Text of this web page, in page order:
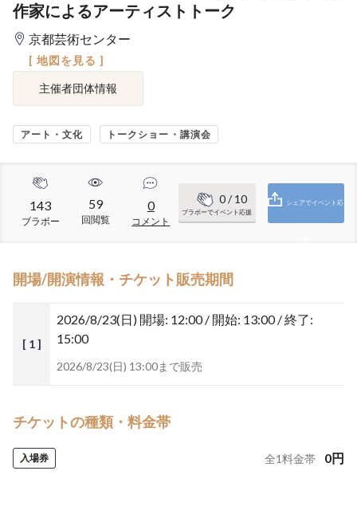
作家によるアーティストトーク
京都芸術センター
[ 地図を見る ]
主催者団体情報
アート・文化 トークショー・講演会
143
ブラボー
59
回閲覧
0
コメント
0/ 10
ブラボーでイベント応援
シェアでイベント応
開場/開演情報・チケット販売期間
[ 1 ]
2026/8/23(日) 開場: 12:00 / 開始: 13:00 / 終了:
15:00
2026/8/23(日) 13:00まで販売
チケットの種類・料金帯
入場券 全1料金帯 0円